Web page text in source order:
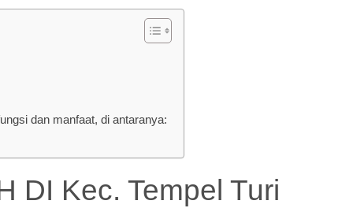
dan manfaat, di antaranya:
DI Kec. Tempel Turi